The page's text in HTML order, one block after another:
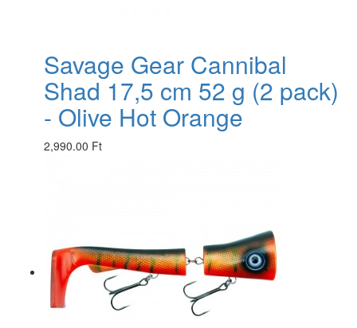
Savage Gear Cannibal
Shad 17,5 cm 52 g (2 pack)
- Olive Hot Orange
2,990.00 Ft